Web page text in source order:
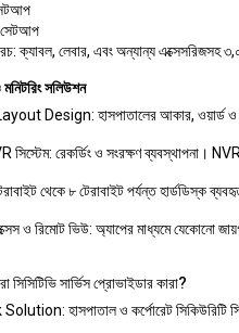
সেটআপ
ক্যাবল, লেবার, এবং অন্যান্য এক্সেসরিজসহ
সলিউশন
Design: হাসপাতালের আকার, ওয়ার্ড
সিস্টেম: রেকর্ডিং ও সংরক্ষণ ব্যবস্থাপনা।
থেকে ৮ টেরাবাইট পর্যন্ত হার্ডডিস্ক
ও রিমোট ভিউ: অ্যাপের মাধ্যমে যেকোনো
সিসিটিভি সার্ভিস প্রোভাইডার কারা?
Solution: হাসপাতাল ও কর্পোরেট সিকিউরিটি